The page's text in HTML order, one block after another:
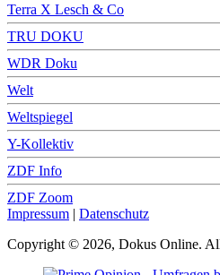
Terra X Lesch & Co
TRU DOKU
WDR Doku
Welt
Weltspiegel
Y-Kollektiv
ZDF Info
ZDF Zoom
Impressum | Datenschutz
Copyright © 2026, Dokus Online.